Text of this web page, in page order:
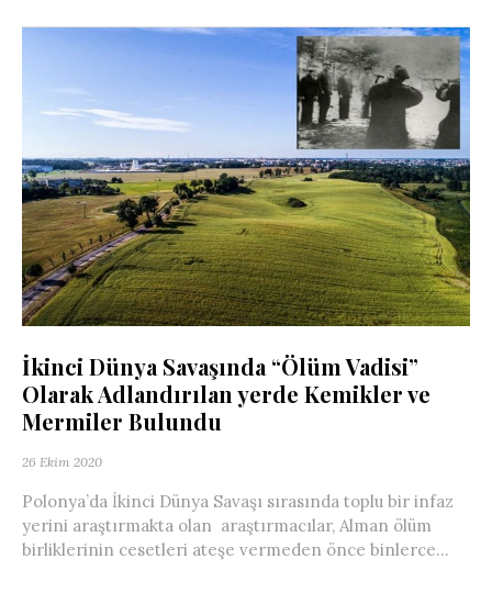
İkinci Dünya Savaşında “Ölüm Vadisi”
Olarak Adlandırılan yerde Kemikler ve
Mermiler Bulundu
26 Ekim 2020
Polonya’da İkinci Dünya Savaşı sırasında toplu bir infaz
yerini araştırmakta olan araştırmacılar, Alman ölüm
birliklerinin cesetleri ateşe vermeden önce binlerce...